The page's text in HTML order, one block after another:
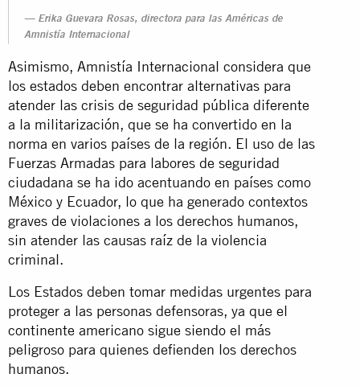
Erika Guevara Rosas, directora para las Américas de
Amnistía Internacional
Asimismo, Amnistía Internacional considera que
los estados deben encontrar alternativas para
atender las crisis de seguridad pública diferente
a la militarización, que se ha convertido en la
norma en varios países de la región. El uso de las
Fuerzas Armadas para labores de seguridad
ciudadana se ha ido acentuando en países como
México y Ecuador, lo que ha generado contextos
graves de violaciones a los derechos humanos,
sin atender las causas raíz de la violencia
criminal.
Los Estados deben tomar medidas urgentes para
proteger a las personas defensoras, ya que el
continente americano sigue siendo el más
peligroso para quienes defienden los derechos
humanos.